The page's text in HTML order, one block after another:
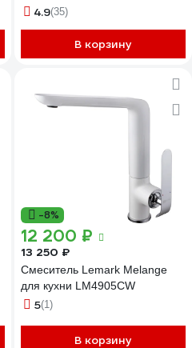
шампань LM3073PSH
4.9(35)
В корзину
-8%
12 200 ₽
13 250 ₽
Смеситель Lemark Melange
для кухни LM4905CW
5(1)
В корзину